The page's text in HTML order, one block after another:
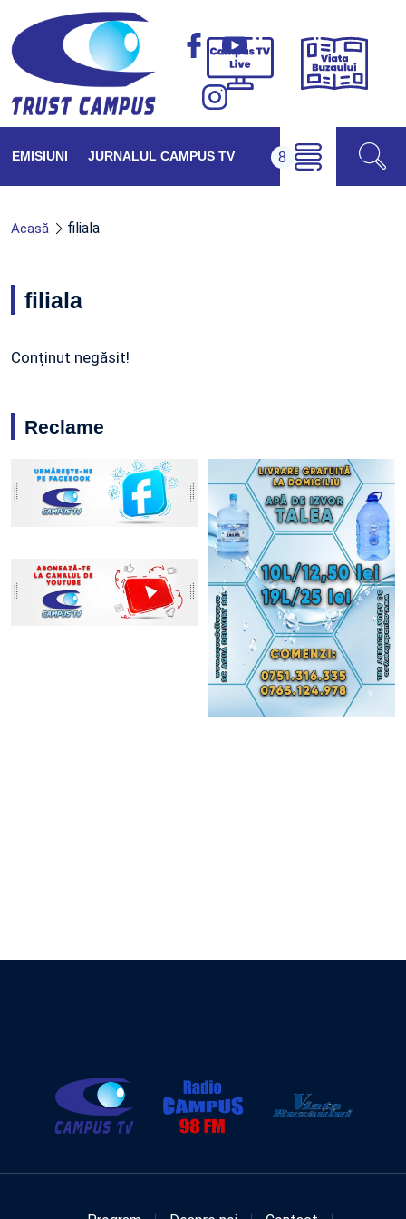
Campus
Viața
EMISIUNI JURNALUL CAMPUS TV
Acasă filiala
filiala
Conținut negăsit!
Reclame